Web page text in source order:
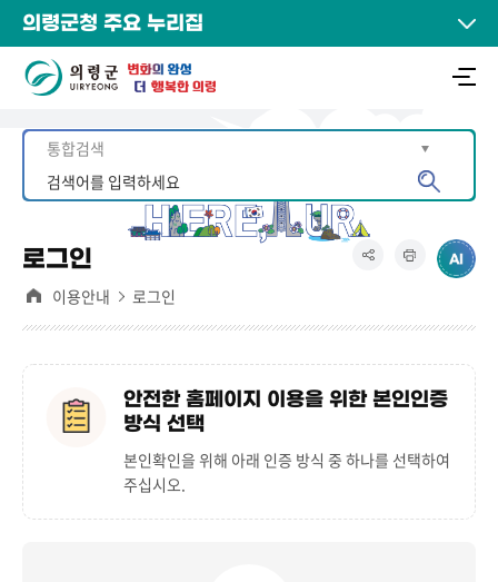
의령군청 주요 누리집
로그인
이용안내 로그인
안전한 홈페이지 이용을 위한 본인인증
방식 선택
본인확인을 위해 아래 인증 방식 중 하나를 선택하여
주십시오.